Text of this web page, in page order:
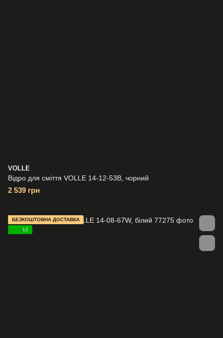
VOLLE
Відро для сміття VOLLE 14-12-53B, чорний
2 539 грн
БЕЗКОШТОВНА ДОСТАВКА
12